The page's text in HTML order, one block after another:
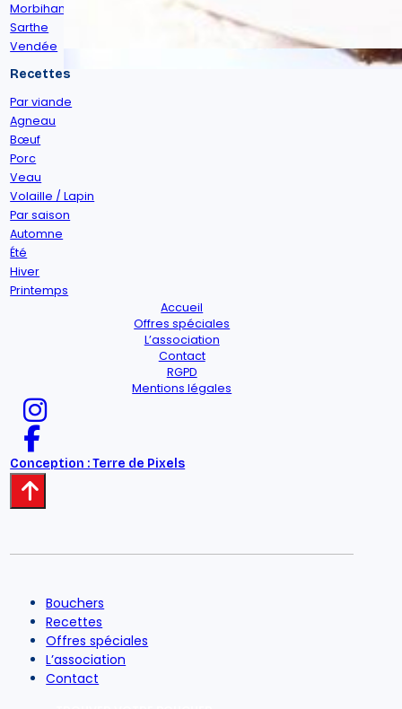
Morbihan
Sarthe
Vendée
Recettes
Par viande
Agneau
Bœuf
Porc
Veau
Volaille / Lapin
Par saison
Automne
Été
Hiver
Printemps
Accueil
Offres spéciales
L’association
Contact
RGPD
Mentions légales
Conception : Terre de Pixels
Bouchers
Recettes
Offres spéciales
L’association
Contact